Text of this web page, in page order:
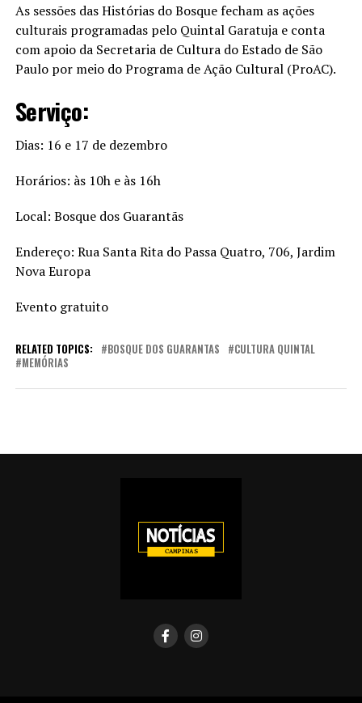
As sessões das Histórias do Bosque fecham as ações
culturais programadas pelo Quintal Garatuja e conta
com apoio da Secretaria de Cultura do Estado de São
Paulo por meio do Programa de Ação Cultural (ProAC).
Serviço:
Dias: 16 e 17 de dezembro
Horários: às 10h e às 16h
Local: Bosque dos Guarantãs
Endereço: Rua Santa Rita do Passa Quatro, 706, Jardim
Nova Europa
Evento gratuito
RELATED TOPICS: BOSQUE DOS GUARANTAS
CULTURA QUINTAL
MEMÓRIAS